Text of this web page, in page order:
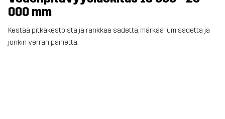
000 mm
Kestää pitkäkestoista ja rankkaa sadetta, märkää lumisadetta ja
jonkin verran painetta.